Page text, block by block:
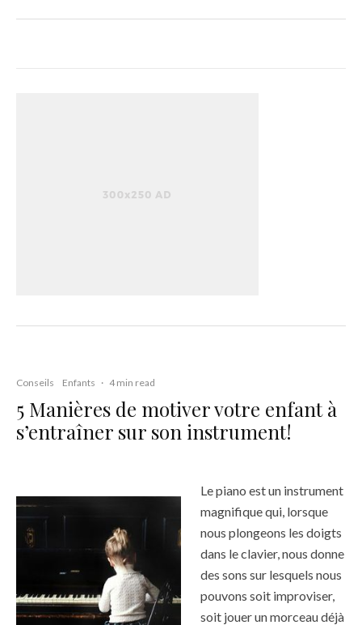
Conseils Enfants · 4 min read
5 Manières de motiver votre enfant à
s’entraîner sur son instrument!
Le piano est un instrument
magnifique qui, lorsque
nous plongeons les doigts
dans le clavier, nous donne
des sons sur lesquels nous
pouvons soit improviser,
soit jouer un morceau déjà